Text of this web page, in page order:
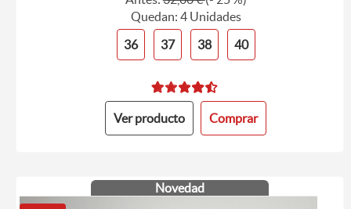
Quedan: 4 Unidades
36
37 38 40
Ver producto Comprar
Novedad